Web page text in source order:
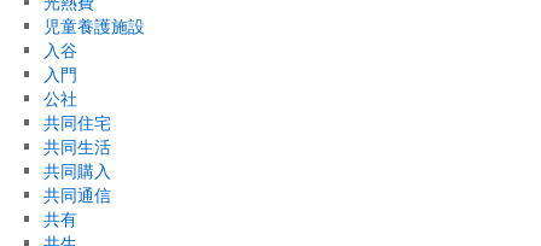
児童養護施設
入谷
入門
公社
共同住宅
共同生活
共同購入
共同通信
共有